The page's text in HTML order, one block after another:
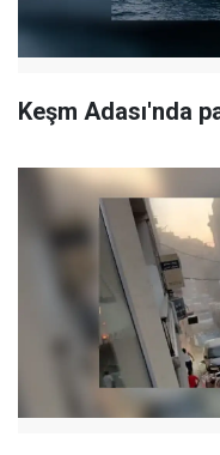
Keşm Adası'nda